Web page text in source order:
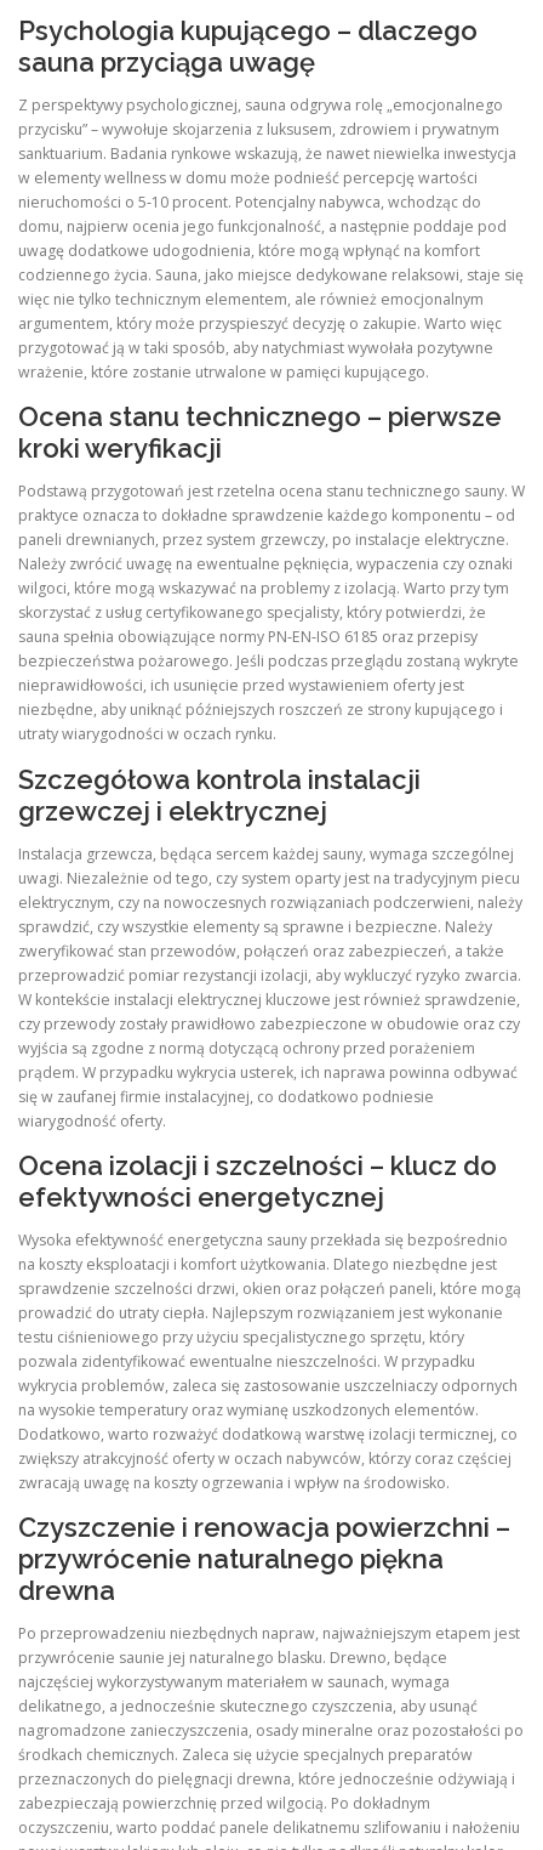
Psychologia kupującego – dlaczego
sauna przyciąga uwagę
Z perspektywy psychologicznej, sauna odgrywa rolę „emocjonalnego
przycisku” – wywołuje skojarzenia z luksusem, zdrowiem i prywatnym
sanktuarium. Badania rynkowe wskazują, że nawet niewielka inwestycja
w elementy wellness w domu może podnieść percepcję wartości
nieruchomości o 5‑10 procent. Potencjalny nabywca, wchodząc do
domu, najpierw ocenia jego funkcjonalność, a następnie poddaje pod
uwagę dodatkowe udogodnienia, które mogą wpłynąć na komfort
codziennego życia. Sauna, jako miejsce dedykowane relaksowi, staje się
więc nie tylko technicznym elementem, ale również emocjonalnym
argumentem, który może przyspieszyć decyzję o zakupie. Warto więc
przygotować ją w taki sposób, aby natychmiast wywołała pozytywne
wrażenie, które zostanie utrwalone w pamięci kupującego.
Ocena stanu technicznego – pierwsze
kroki weryfikacji
Podstawą przygotowań jest rzetelna ocena stanu technicznego sauny. W
praktyce oznacza to dokładne sprawdzenie każdego komponentu – od
paneli drewnianych, przez system grzewczy, po instalacje elektryczne.
Należy zwrócić uwagę na ewentualne pęknięcia, wypaczenia czy oznaki
wilgoci, które mogą wskazywać na problemy z izolacją. Warto przy tym
skorzystać z usług certyfikowanego specjalisty, który potwierdzi, że
sauna spełnia obowiązujące normy PN‑EN‑ISO 6185 oraz przepisy
bezpieczeństwa pożarowego. Jeśli podczas przeglądu zostaną wykryte
nieprawidłowości, ich usunięcie przed wystawieniem oferty jest
niezbędne, aby uniknąć późniejszych roszczeń ze strony kupującego i
utraty wiarygodności w oczach rynku.
Szczegółowa kontrola instalacji
grzewczej i elektrycznej
Instalacja grzewcza, będąca sercem każdej sauny, wymaga szczególnej
uwagi. Niezależnie od tego, czy system oparty jest na tradycyjnym piecu
elektrycznym, czy na nowoczesnych rozwiązaniach podczerwieni, należy
sprawdzić, czy wszystkie elementy są sprawne i bezpieczne. Należy
zweryfikować stan przewodów, połączeń oraz zabezpieczeń, a także
przeprowadzić pomiar rezystancji izolacji, aby wykluczyć ryzyko zwarcia.
W kontekście instalacji elektrycznej kluczowe jest również sprawdzenie,
czy przewody zostały prawidłowo zabezpieczone w obudowie oraz czy
wyjścia są zgodne z normą dotyczącą ochrony przed porażeniem
prądem. W przypadku wykrycia usterek, ich naprawa powinna odbywać
się w zaufanej firmie instalacyjnej, co dodatkowo podniesie
wiarygodność oferty.
Ocena izolacji i szczelności – klucz do
efektywności energetycznej
Wysoka efektywność energetyczna sauny przekłada się bezpośrednio
na koszty eksploatacji i komfort użytkowania. Dlatego niezbędne jest
sprawdzenie szczelności drzwi, okien oraz połączeń paneli, które mogą
prowadzić do utraty ciepła. Najlepszym rozwiązaniem jest wykonanie
testu ciśnieniowego przy użyciu specjalistycznego sprzętu, który
pozwala zidentyfikować ewentualne nieszczelności. W przypadku
wykrycia problemów, zaleca się zastosowanie uszczelniaczy odpornych
na wysokie temperatury oraz wymianę uszkodzonych elementów.
Dodatkowo, warto rozważyć dodatkową warstwę izolacji termicznej, co
zwiększy atrakcyjność oferty w oczach nabywców, którzy coraz częściej
zwracają uwagę na koszty ogrzewania i wpływ na środowisko.
Czyszczenie i renowacja powierzchni –
przywrócenie naturalnego piękna
drewna
Po przeprowadzeniu niezbędnych napraw, najważniejszym etapem jest
przywrócenie saunie jej naturalnego blasku. Drewno, będące
najczęściej wykorzystywanym materiałem w saunach, wymaga
delikatnego, a jednocześnie skutecznego czyszczenia, aby usunąć
nagromadzone zanieczyszczenia, osady mineralne oraz pozostałości po
środkach chemicznych. Zaleca się użycie specjalnych preparatów
przeznaczonych do pielęgnacji drewna, które jednocześnie odżywiają i
zabezpieczają powierzchnię przed wilgocią. Po dokładnym
oczyszczeniu, warto poddać panele delikatnemu szlifowaniu i nałożeniu